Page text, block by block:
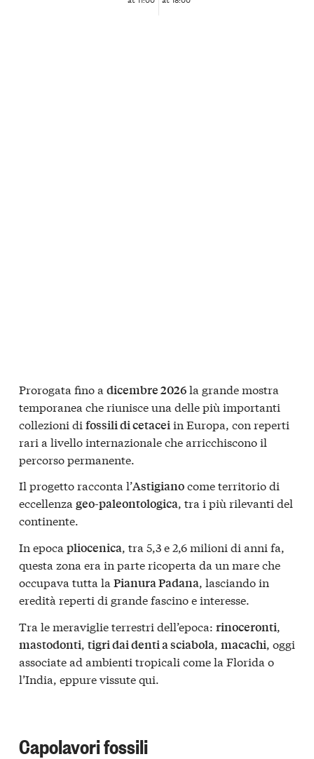
Prorogata fino a dicembre 2026la grande mostra
temporanea che riunisce una delle più importanti
collezioni di fossili di cetaceiin Europa, con reperti
rari a livello internazionale che arricchiscono il
percorso permanente.
Il progetto racconta l’Astigianocome territorio di
eccellenza geo-paleontologica, tra i più rilevanti del
continente.
In epoca pliocenica, tra 5,3 e 2,6 milioni di anni fa,
questa zona era in parte ricoperta da un mare che
occupava tutta la Pianura Padana, lasciando in
eredità reperti di grande fascino e interesse.
Tra le meraviglie terrestri dell’epoca: rinoceronti,
mastodonti, tigri dai denti a sciabola, macachi, oggi
associate ad ambienti tropicali come la Florida o
l’India, eppure vissute qui.
Capolavori fossili